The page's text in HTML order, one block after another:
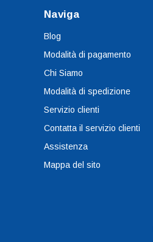
Naviga
Blog
Modalità di pagamento
Chi Siamo
Modalità di spedizione
Servizio clienti
Contatta il servizio clienti
Assistenza
Mappa del sito